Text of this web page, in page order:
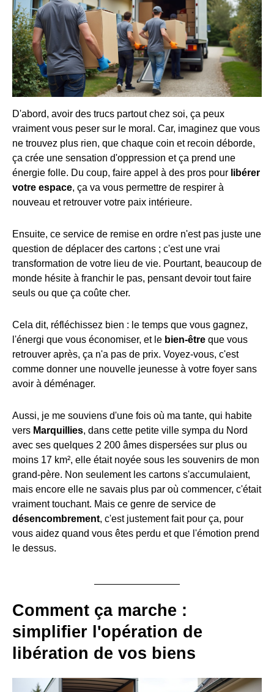
D'abord, avoir des trucs partout chez soi, ça peux
vraiment vous peser sur le moral. Car, imaginez que vous
ne trouvez plus rien, que chaque coin et recoin déborde,
ça crée une sensation d'oppression et ça prend une
énergie folle. Du coup, faire appel à des pros pour libérer
votre espace, ça va vous permettre de respirer à
nouveau et retrouver votre paix intérieure.
Ensuite, ce service de remise en ordre n'est pas juste une
question de déplacer des cartons ; c'est une vrai
transformation de votre lieu de vie. Pourtant, beaucoup de
monde hésite à franchir le pas, pensant devoir tout faire
seuls ou que ça coûte cher.
Cela dit, réfléchissez bien : le temps que vous gagnez,
l'énergi que vous économiser, et le bien-être que vous
retrouver après, ça n'a pas de prix. Voyez-vous, c'est
comme donner une nouvelle jeunesse à votre foyer sans
avoir à déménager.
Aussi, je me souviens d'une fois où ma tante, qui habite
vers Marquillies, dans cette petite ville sympa du Nord
avec ses quelques 2 200 âmes dispersées sur plus ou
moins 17 km², elle était noyée sous les souvenirs de mon
grand-père. Non seulement les cartons s'accumulaient,
mais encore elle ne savais plus par où commencer, c'était
vraiment touchant. Mais ce genre de service de
désencombrement, c'est justement fait pour ça, pour
vous aidez quand vous êtes perdu et que l'émotion prend
le dessus.
Comment ça marche :
simplifier l'opération de
libération de vos biens